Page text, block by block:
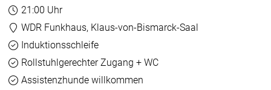
Uhrzeit:
21:00 Uhr
Veranstaltungsort:
WDR Funkhaus, Klaus-von-Bismarck-Saal
Barrierefreiheit
InduktionsschleifeVerfügbar
Rollstuhlgerechter Zugang + WCVerfügbar
Assistenzhunde willkommen